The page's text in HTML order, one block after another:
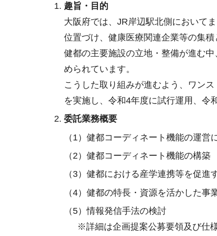
趣旨・目的
大阪府では、JR岸辺駅北側において
位置づけ、健康医療関連企業等の集
健都の主要施設の立地・整備が進む
められています。
こうした取り組みが進むよう、ワン
を実施し、令和4年度に試行運用、令
委託業務概要
（1）健都コーディネート機能の運
（2）健都コーディネート機能の構築
（3）健都における産学連携等を促進
（4）健都の特長・資源を活かした事
（5）情報発信手法の検討
※詳細は企画提案公募要領及び仕